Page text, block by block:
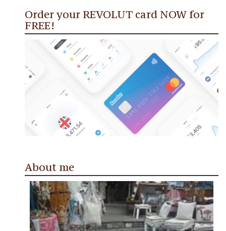
Order your REVOLUT card NOW for
FREE!
About me